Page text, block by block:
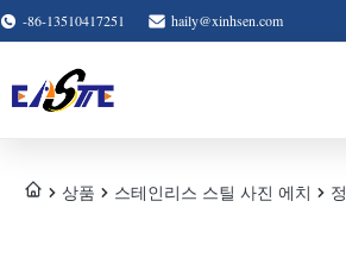
-86-13510417251 haily@xinhsen.com
상품 스테인리스 스틸 사진 에치